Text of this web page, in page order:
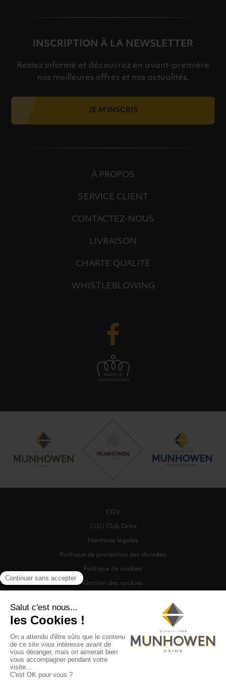
INSCRIPTION À LA NEWSLETTER
Restez informé et découvrez en avant-première
nos meilleures offres et nos actualités.
JE M'INSCRIS
À PROPOS
SERVICE CLIENT
CONTACTEZ-NOUS
LIVRAISON
CHARTE QUALITÉ
WHISTLEBLOWING
CGV
CGU Club Drinx
Mentions légales
Politique de protection des données
Politique de cookies
Gestion des cookies
©2026 Munhowen Drinx / Tous droits réservés
Digitalised by